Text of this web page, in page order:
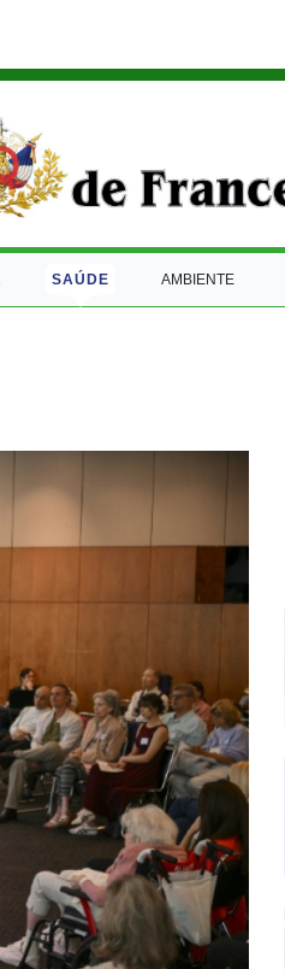
SAÚDE AMBIENTE